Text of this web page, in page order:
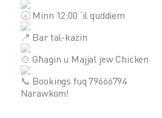
Minn 12:00 ‘il quddiem
Bar tal-każin
Għagin u Majjal jew Chicken
Bookings fuq 79666794
Narawkom!